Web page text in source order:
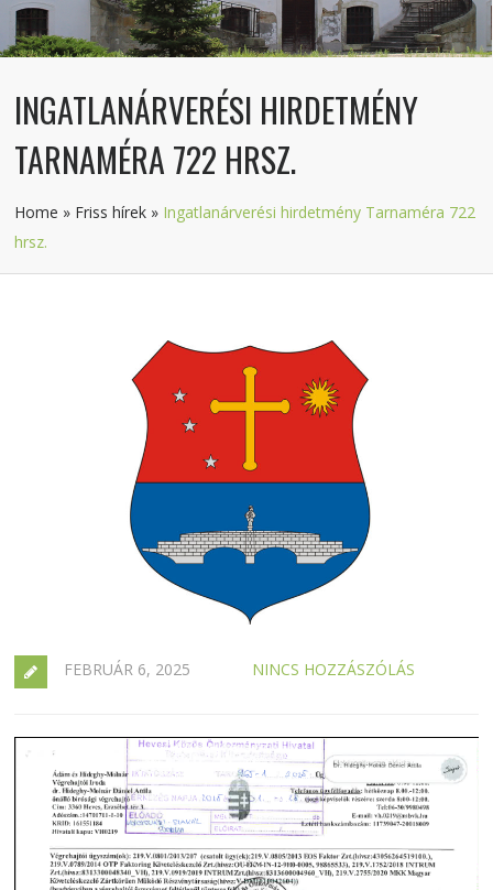
INGATLANÁRVERÉSI HIRDETMÉNY
TARNAMÉRA 722 HRSZ.
Home » Friss hírek » Ingatlanárverési hirdetmény Tarnaméra 722
hrsz.
FEBRUÁR 6, 2025 NINCS HOZZÁSZÓLÁS